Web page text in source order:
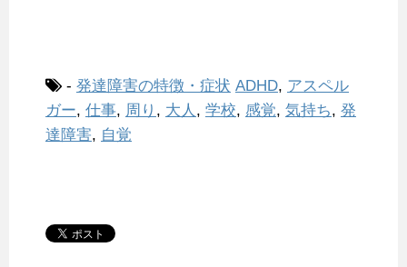
- 発達障害の特徴・症状 ADHD, アスペル
ガー, 仕事, 周り , 大人 , 学校, 感覚, 気持ち, 発
達障害, 自覚